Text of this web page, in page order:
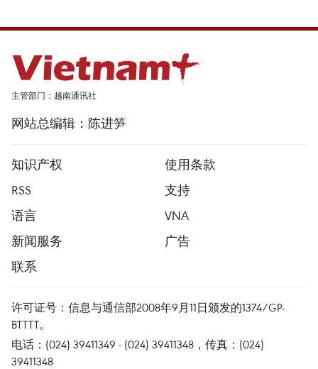
主管部门：越南通讯社
网站总编辑：陈进笋
知识产权
使用条款
RSS
支持
语言
VNA
新闻服务
广告
联系
许可证号：信息与通信部2008年9月11日颁发的1374/GP-
BTTTT。
电话：(024) 39411349 - (024) 39411348，传真：(024)
39411348